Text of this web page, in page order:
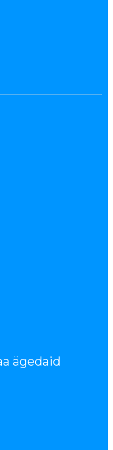
ägedaid